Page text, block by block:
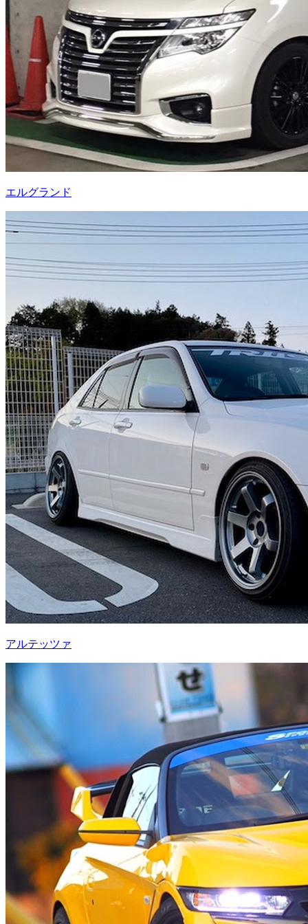
エルグランド
アルテッツァ